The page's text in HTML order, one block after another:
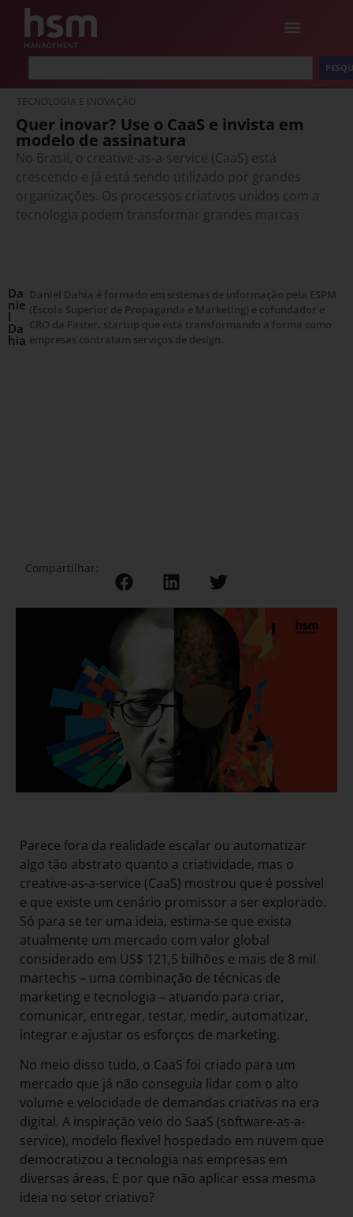
TECNOLOGIA E INOVAÇÃO
Quer inovar? Use o CaaS e invista em
modelo de assinatura
No Brasil, o creative-as-a-service (CaaS) está
crescendo e já está sendo utilizado por grandes
organizações. Os processos criativos unidos com a
tecnologia podem transformar grandes marcas
Da
nie
l
Da
hia
Daniel Dahia é formado em sistemas de informação pela ESPM
(Escola Superior de Propaganda e Marketing) e cofundador e
CRO da Faster, startup que está transformando a forma como
empresas contratam serviços de design.
Compartilhar:
Parece fora da realidade escalar ou automatizar
algo tão abstrato quanto a criatividade, mas o
creative-as-a-service (CaaS) mostrou que é possível
e que existe um cenário promissor a ser explorado.
Só para se ter uma ideia, estima-se que exista
atualmente um mercado com valor global
considerado em US$ 121,5 bilhões e mais de 8 mil
martechs – uma combinação de técnicas de
marketing e tecnologia – atuando para criar,
comunicar, entregar, testar, medir, automatizar,
integrar e ajustar os esforços de marketing.
No meio disso tudo, o CaaS foi criado para um
mercado que já não conseguia lidar com o alto
volume e velocidade de demandas criativas na era
digital. A inspiração veio do SaaS (software-as-a-
service), modelo flexível hospedado em nuvem que
democratizou a tecnologia nas empresas em
diversas áreas. E por que não aplicar essa mesma
ideia no setor criativo?